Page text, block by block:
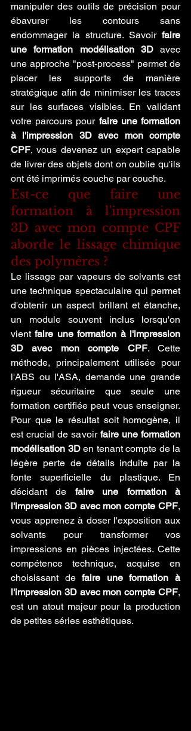
manipuler des outils de précision pour
ébavurer les contours sans
endommager la structure. Savoir faire
une formation modélisation 3D avec
une approche "post-process" permet de
placer les supports de manière
stratégique afin de minimiser les traces
sur les surfaces visibles. En validant
votre parcours pour faire une formation
à l'impression 3D avec mon compte
CPF, vous devenez un expert capable
de livrer des objets dont on oublie qu'ils
ont été imprimés couche par couche.
Est-ce que faire une
formation à l'impression
3D avec mon compte CPF
aborde le lissage chimique
des polymères ?
Le lissage par vapeurs de solvants est
une technique spectaculaire qui permet
d'obtenir un aspect brillant et étanche,
un module souvent inclus lorsqu'on
vient faire une formation à l'impression
3D avec mon compte CPF. Cette
méthode, principalement utilisée pour
l'ABS ou l'ASA, demande une grande
rigueur sécuritaire que seule une
formation certifiée peut vous enseigner.
Pour que le résultat soit homogène, il
est crucial de savoir faire une formation
modélisation 3D en tenant compte de la
légère perte de détails induite par la
fonte superficielle du plastique. En
décidant de faire une formation à
l'impression 3D avec mon compte CPF,
vous apprenez à doser l'exposition aux
solvants pour transformer vos
impressions en pièces injectées. Cette
compétence technique, acquise en
choisissant de faire une formation à
l'impression 3D avec mon compte CPF,
est un atout majeur pour la production
de petites séries esthétiques.